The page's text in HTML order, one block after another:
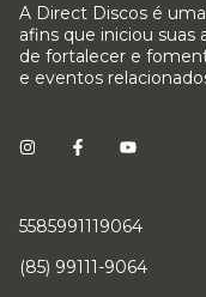
A Direct Discos é
afins que iniciou suas
de fortalecer e
e eventos
5585991119064
(85) 99111-9064